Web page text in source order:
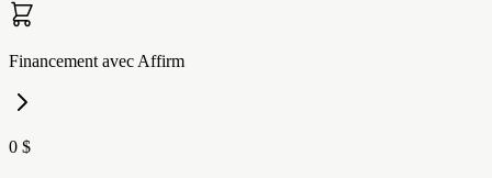
Financement avec Affirm
0 $